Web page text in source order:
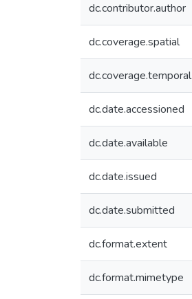
dc.contributor.author
dc.coverage.spatial
dc.coverage.temporal
dc.date.accessioned
dc.date.available
dc.date.issued
dc.date.submitted
dc.format.extent
dc.format.mimetype